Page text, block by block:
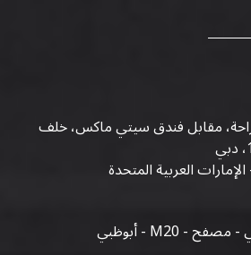
مبنى الراحة، مقابل فندق سيتي ماكس، خلف